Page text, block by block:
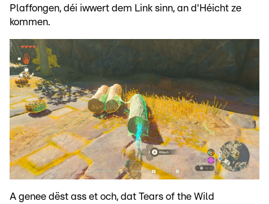
Plaffongen, déi iwwert dem Link sinn, an d'Héicht ze
kommen.
A genee dëst ass et och, dat Tears of the Wild